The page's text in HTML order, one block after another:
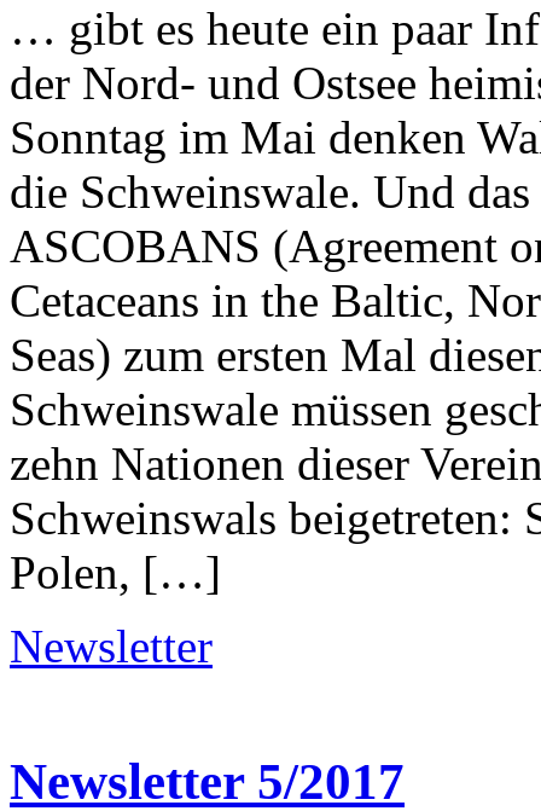
… gibt es heute ein paar
der Nord- und Ostsee
Sonntag im Mai denken
die Schweinswale. Und
ASCOBANS (Agreement
Cetaceans in the Baltic,
Seas) zum ersten Mal
Schweinswale müssen
zehn Nationen dieser
Schweinswals beigetreten:
Polen, […]
Newsletter
Newsletter 5/2017